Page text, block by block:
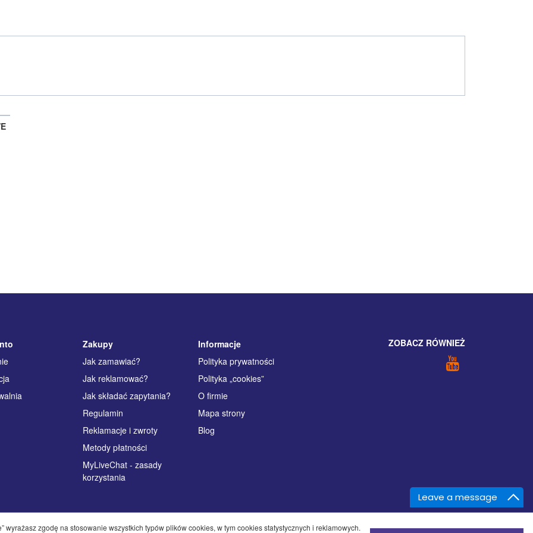
Leave a message
ZOBACZ RÓWNIEŻ
Zakupy
Jak zamawiać?
Jak reklamować?
Jak składać zapytania?
Regulamin
Reklamacje i zwroty
Metody płatności
MyLiveChat - zasady
korzystania
Informacje
Polityka prywatności
Polityka „cookies”
O firmie
Mapa strony
Blog
zgodę na stosowanie wszystkich typów plików cookies, w tym cookies statystycznych i reklamowych.